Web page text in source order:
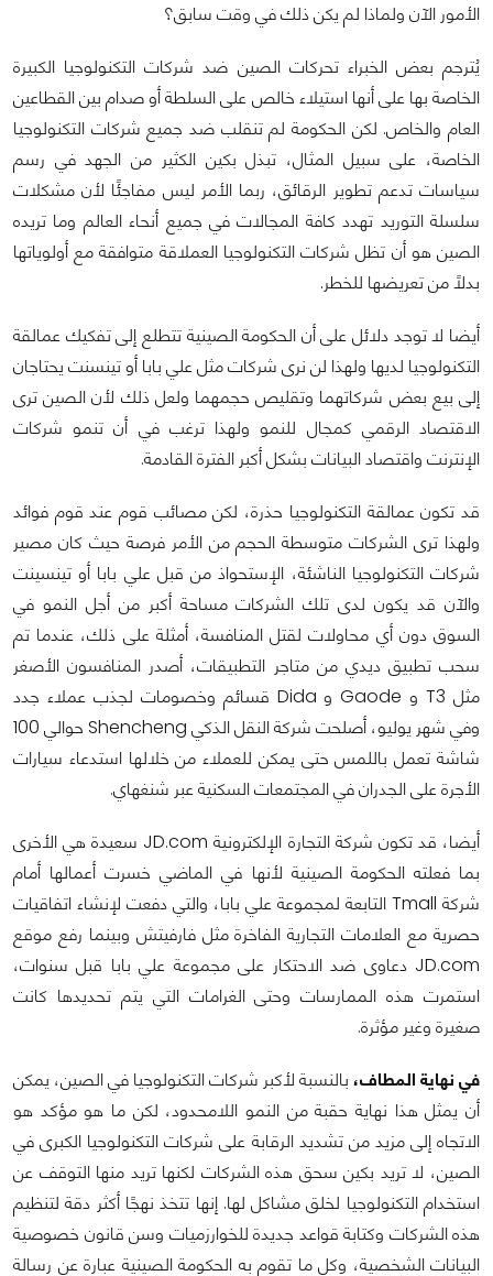
الأمور الآن ولماذا لم يكن ذلك في وقت سابق؟
يُترجم بعض الخبراء تحركات الصين ضد شركات التكنولوجيا الكبيرة
الخاصة بها على أنها استيلاء خالص على السلطة أو صدام بين القطاعين
العام والخاص. لكن الحكومة لم تنقلب ضد جميع شركات التكنولوجيا
الخاصة، على سبيل المثال، تبذل بكين الكثير من الجهد في رسم
سياسات تدعم تطوير الرقائق، ربما الأمر ليس مفاجئًا لأن مشكلات
سلسلة التوريد تهدد كافة المجالات في جميع أنحاء العالم وما تريده
الصين هو أن تظل شركات التكنولوجيا العملاقة متوافقة مع أولوياتها
بدلاً من تعريضها للخطر.
أيضا لا توجد دلائل على أن الحكومة الصينية تتطلع إلى تفكيك عمالقة
التكنولوجيا لديها ولهذا لن نرى شركات مثل علي بابا أو تينسنت يحتاجان
إلى بيع بعض شركاتهما وتقليص حجمهما ولعل ذلك لأن الصين ترى
الاقتصاد الرقمي كمجال للنمو ولهذا ترغب في أن تنمو شركات
الإنترنت واقتصاد البيانات بشكل أكبر الفترة القادمة.
قد تكون عمالقة التكنولوجيا حذرة، لكن مصائب قوم عند قوم فوائد
ولهذا ترى الشركات متوسطة الحجم من الأمر فرصة حيث كان مصير
شركات التكنولوجيا الناشئة، الإستحواذ من قبل علي بابا أو تينسينت
والآن قد يكون لدى تلك الشركات مساحة أكبر من أجل النمو في
السوق دون أي محاولات لقتل المنافسة، أمثلة على ذلك، عندما تم
سحب تطبيق ديدي من متاجر التطبيقات، أصدر المنافسون الأصغر
مثل T3 و Gaode و Dida قسائم وخصومات لجذب عملاء جدد
وفي شهر يوليو، أصلحت شركة النقل الذكي Shencheng حوالي 100
شاشة تعمل باللمس حتى يمكن للعملاء من خلالها استدعاء سيارات
الأجرة على الجدران في المجتمعات السكنية عبر شنغهاي.
أيضا، قد تكون شركة التجارة الإلكترونية JD.com سعيدة هي الأخرى
بما فعلته الحكومة الصينية لأنها في الماضي خسرت أعمالها أمام
شركة Tmall التابعة لمجموعة علي بابا، والتي دفعت لإنشاء اتفاقيات
حصرية مع العلامات التجارية الفاخرة مثل فارفيتش وبينما رفع موقع
JD.com دعاوى ضد الاحتكار على مجموعة علي بابا قبل سنوات،
استمرت هذه الممارسات وحتى الغرامات التي يتم تحديدها كانت
صغيرة وغير مؤثرة.
في نهاية المطاف، بالنسبة لأكبر شركات التكنولوجيا في الصين، يمكن
أن يمثل هذا نهاية حقبة من النمو اللامحدود، لكن ما هو مؤكد هو
الاتجاه إلى مزيد من تشديد الرقابة على شركات التكنولوجيا الكبرى في
الصين، لا تريد بكين سحق هذه الشركات لكنها تريد منها التوقف عن
استخدام التكنولوجيا لخلق مشاكل لها. إنها تتخذ نهجًا أكثر دقة لتنظيم
هذه الشركات وكتابة قواعد جديدة للخوارزميات وسن قانون خصوصية
البيانات الشخصية، وكل ما تقوم به الحكومة الصينية عبارة عن رسالة